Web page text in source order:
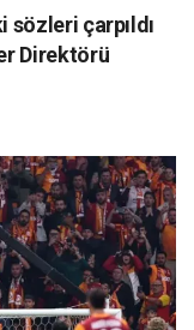
sözleri çarpıldı
Direktörü